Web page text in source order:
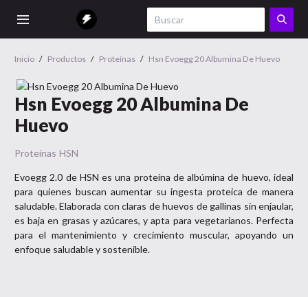
Inicio / Productos / Proteínas / Hsn Evoegg 20 Albumina De Huevo
Hsn Evoegg 20 Albumina De
Huevo
Proteínas HSN
Evoegg 2.0 de HSN es una proteína de albúmina de huevo, ideal
para quienes buscan aumentar su ingesta proteica de manera
saludable. Elaborada con claras de huevos de gallinas sin enjaular,
es baja en grasas y azúcares, y apta para vegetarianos. Perfecta
para el mantenimiento y crecimiento muscular, apoyando un
enfoque saludable y sostenible.